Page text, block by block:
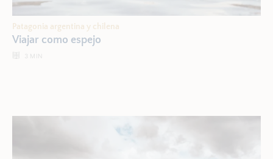
Patagonia argentina y chilena
Viajar como espejo
MIN